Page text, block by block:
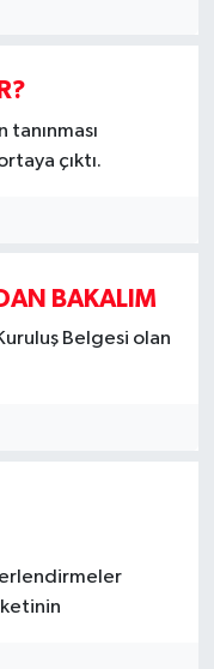
çıktı.
BAKALIM
Belgesi olan